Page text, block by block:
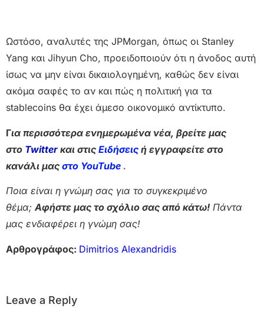
Ωστόσο, αναλυτές της JPMorgan, όπως οι Stanley
Yang και Jihyun Cho, προειδοποιούν ότι η άνοδος αυτή
ίσως να μην είναι δικαιολογημένη, καθώς δεν είναι
ακόμα σαφές το αν και πώς η πολιτική για τα
stablecoins θα έχει άμεσο οικονομικό αντίκτυπο.
Για περισσότερα ενημερωμένα νέα, βρείτε μας
στο Twitter και στις Ειδήσεις ή εγγραφείτε στο
κανάλι μας στο YouTube .
Ποια είναι η γνώμη σας για το συγκεκριμένο
θέμα;Αφήστε μας το σχόλιο σας από κάτω! Πάντα
μας ενδιαφέρει η γνώμη σας!
Αρθρογράφος: Dimitrios Alexandridis
Leave a Reply